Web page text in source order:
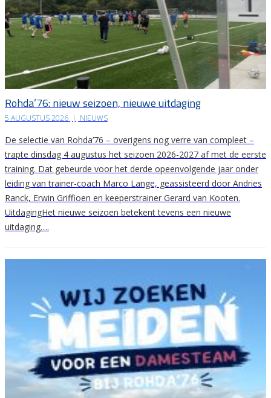
Rohda’76: nieuw seizoen, nieuwe uitdaging
5 AUGUSTUS 2026 | NIEUWS
De selectie van Rohda’76 – overigens nog verre van compleet –
trapte dinsdag 4 augustus het seizoen 2026-2027 af met de eerste
training. Dat gebeurde voor het derde opeenvolgende jaar onder
leiding van trainer-coach Marco Lange, geassisteerd door Andries
Ranck, Erwin Griffioen en keeperstrainer Gerard van Kooten.
UitdagingHet nieuwe seizoen betekent tevens een nieuwe
uitdaging….